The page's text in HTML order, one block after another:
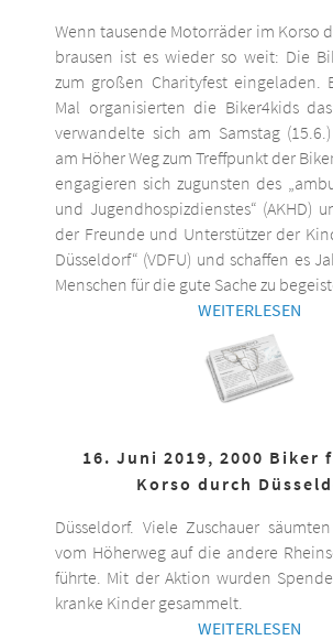
Wenn tausende Motorräder im Korso
brausen ist es wieder so weit: Die
zum großen Charityfest eingeladen.
Mal organisierten die Biker4kids
verwandelte sich am Samstag
am Höher Weg zum Treffpunkt der
engagieren sich zugunsten des
und Jugendhospizdienstes“ (AKHD)
der Freunde und Unterstützer der
Düsseldorf“ (VDFU) und schaffen es
Menschen für die gute Sache zu
WEITERLESEN
16. Juni 2019, 2000 Biker
Korso durch
Düsseldorf. Viele Zuschauer
vom Höherweg auf die andere
führte. Mit der Aktion wurden
kranke Kinder gesammelt.
WEITERLESEN